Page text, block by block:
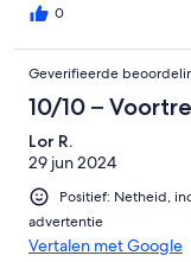
0
Geverifieerde
10/10 –
Lor R.
29 jun 2024
Positief: Netheid,
advertentie
Vertalen met Google